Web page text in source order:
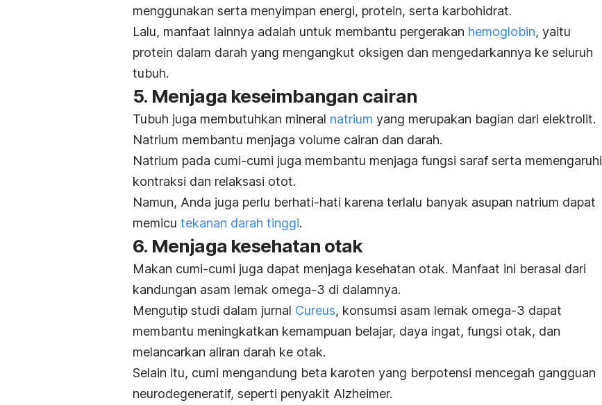
menggunakan serta menyimpan energi, protein, serta karbohidrat.
Lalu, manfaat lainnya adalah untuk membantu pergerakan hemoglobin, yaitu
protein dalam darah yang mengangkut oksigen dan mengedarkannya ke seluruh
tubuh.
5. Menjaga keseimbangan cairan
Tubuh juga membutuhkan mineral natrium yang merupakan bagian dari elektrolit.
Natrium membantu menjaga volume cairan dan darah.
Natrium pada cumi-cumi juga membantu menjaga fungsi saraf serta memengaruhi
kontraksi dan relaksasi otot.
Namun, Anda juga perlu berhati-hati karena terlalu banyak asupan natrium dapat
memicu tekanan darah tinggi.
6. Menjaga kesehatan otak
Makan cumi-cumi juga dapat menjaga kesehatan otak. Manfaat ini berasal dari
kandungan asam lemak omega-3 di dalamnya.
Mengutip studi dalam jurnal Cureus, konsumsi asam lemak omega-3 dapat
membantu meningkatkan kemampuan belajar, daya ingat, fungsi otak, dan
melancarkan aliran darah ke otak.
Selain itu, cumi mengandung beta karoten yang berpotensi mencegah gangguan
neurodegeneratif, seperti penyakit Alzheimer.